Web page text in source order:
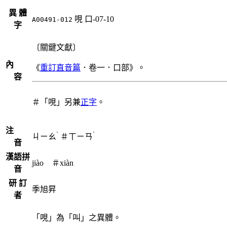
異 體
字
A00491-012 哯 口-07-10
內
容
〔關鍵文獻〕
《重訂直音篇 ．卷一．口部》。
＃「哯」另兼正字 。
注
音
ㄐㄧㄠ ˋ ＃ㄒㄧㄢ ˋ
漢語拼
音
jiào ＃xiàn
研 訂
者
季旭昇
「哯」為「叫」之異體。